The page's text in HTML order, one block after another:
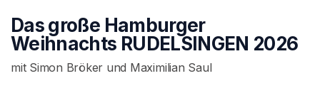
Das große Hamburger
Weihnachts RUDELSINGEN 2026
mit Simon Bröker und Maximilian Saul